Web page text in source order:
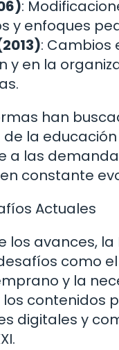
:
y enfoques
: Cambios
y en la
han
la
a las
constante
Actuales
los avances, la
como
y la
contenidos
digitales y